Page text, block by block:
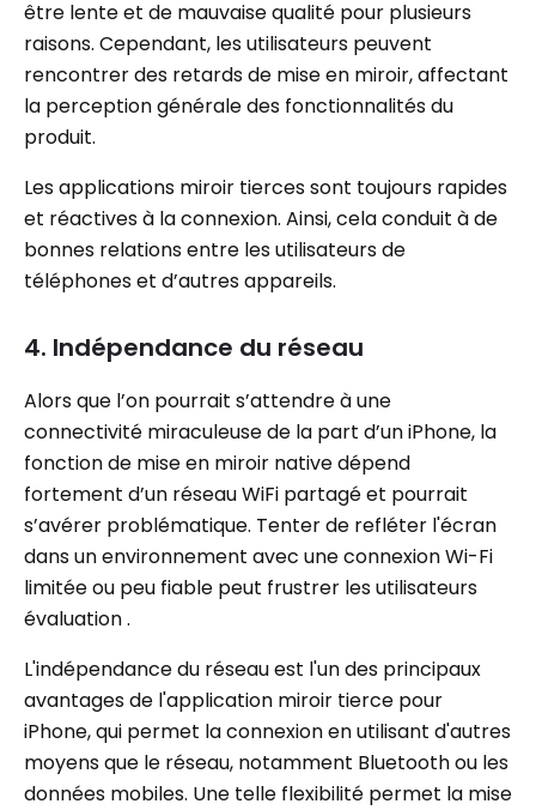
être lente et de mauvaise qualité pour plusieurs
raisons. Cependant, les utilisateurs peuvent
rencontrer des retards de mise en miroir, affectant
la perception générale des fonctionnalités du
produit.
Les applications miroir tierces sont toujours rapides
et réactives à la connexion. Ainsi, cela conduit à de
bonnes relations entre les utilisateurs de
téléphones et d’autres appareils.
4. Indépendance du réseau
Alors que l’on pourrait s’attendre à une
connectivité miraculeuse de la part d’un iPhone, la
fonction de mise en miroir native dépend
fortement d’un réseau WiFi partagé et pourrait
s’avérer problématique. Tenter de refléter l'écran
dans un environnement avec une connexion Wi-Fi
limitée ou peu fiable peut frustrer les utilisateurs
évaluation .
L'indépendance du réseau est l'un des principaux
avantages de l'application miroir tierce pour
iPhone, qui permet la connexion en utilisant d'autres
moyens que le réseau, notamment Bluetooth ou les
données mobiles. Une telle flexibilité permet la mise